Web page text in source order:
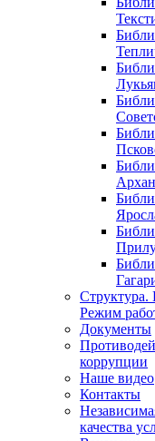
Структура.
Режим
Документы
коррупции
Наше видео
Контакты
качества